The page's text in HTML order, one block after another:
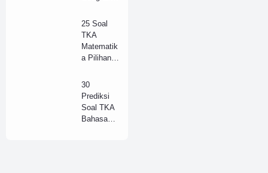
Lengkap
K Tahun
2025 dan
Kunci
Jawaban
25 Soal
TKA
Matematik
a Pilihan
Tahun
2025 +
Kunci
Jawaban
30
Prediksi
Soal TKA
Bahasa